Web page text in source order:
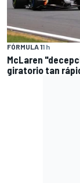
FÓRMULA 11 h
McLaren
giratorio tan